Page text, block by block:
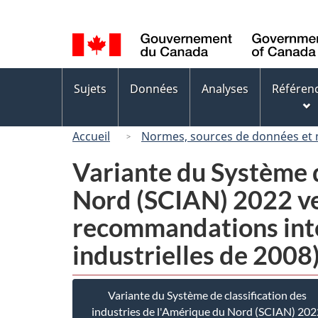
de
la
langue
des
Sujets Données Analyses
Accueil Normes, sources de données et
Variante du
Nord (SCIAN) 2022
recommandations
industrielles de 2008)
Variante du Système de classification des
industries de l'Amérique du Nord (SCIAN)